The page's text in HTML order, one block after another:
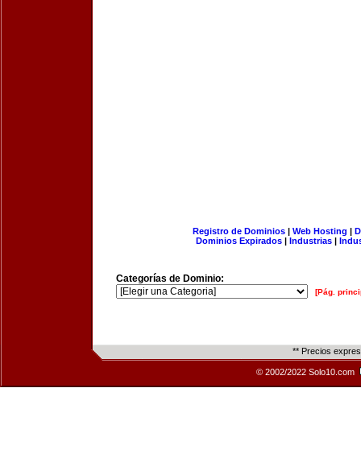
Registro de Dominios| Web Hosting |
Dominios Expirados | Industrias |
Categorías de Dominio:
[Pág.
** Precios
© 2002/2022 Solo10.com